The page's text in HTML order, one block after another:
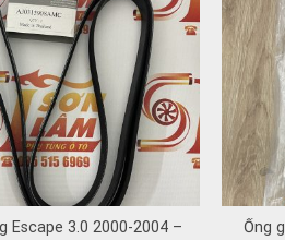
Escape 3.0 2000-2004 –
Ống